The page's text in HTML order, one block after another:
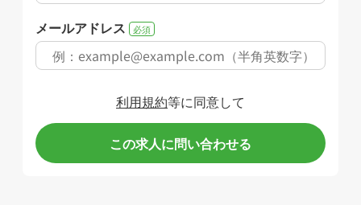
メールアドレス 必須
利用規約等に同意して
この求人に問い合わせる